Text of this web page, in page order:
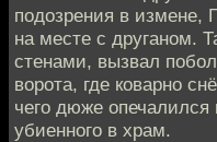
подозрения в измене,
на месте с друганом.
стенами, вызвал
ворота, где коварно
чего дюже опечалился
убиенного в храм.